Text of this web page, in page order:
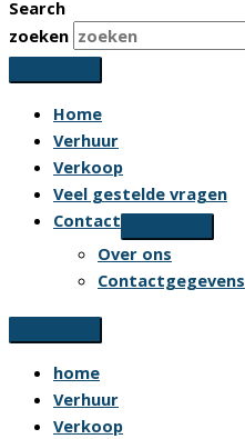
Search
zoeken
Home
Verhuur
Verkoop
Veel gestelde vragen
Contact
Over ons
Contactgegevens
home
Verhuur
Verkoop